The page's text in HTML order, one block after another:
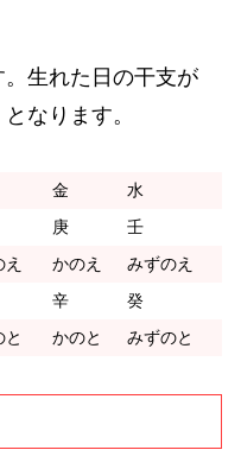
生れた日の干支が
なります。
金
水
庚
壬
かのえ
みずのえ
辛
癸
と かのと みずのと